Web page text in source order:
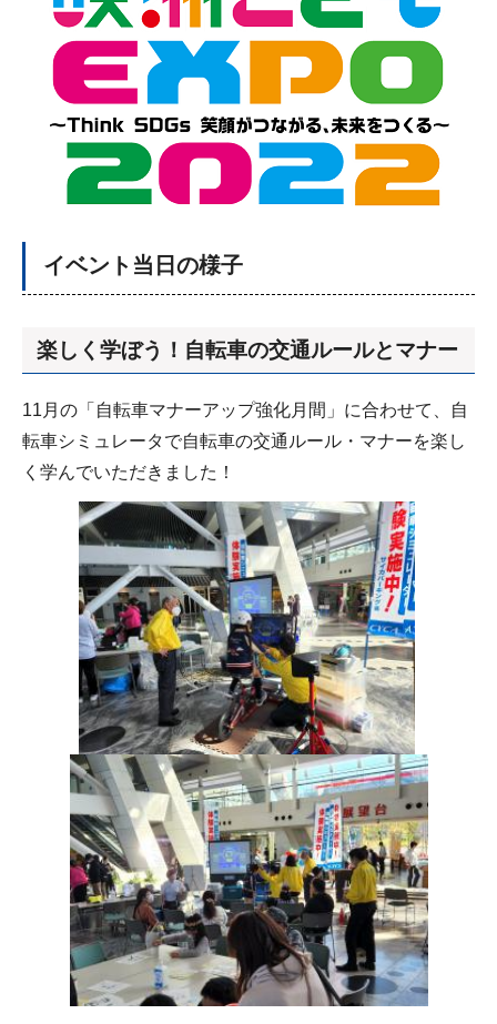
イベント当日の様子
楽しく学ぼう！自転車の交通ルールとマナー
11月の「自転車マナーアップ強化月間」に合わせて、自
転車シミュレータで自転車の交通ルール・マナーを楽し
く学んでいただきました！